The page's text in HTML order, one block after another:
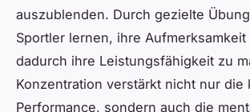
auszublenden. Durch gezielte
Sportler lernen, ihre
dadurch ihre Leistungsfähigkeit zu
Konzentration verstärkt nicht nur die
Performance, sondern auch die